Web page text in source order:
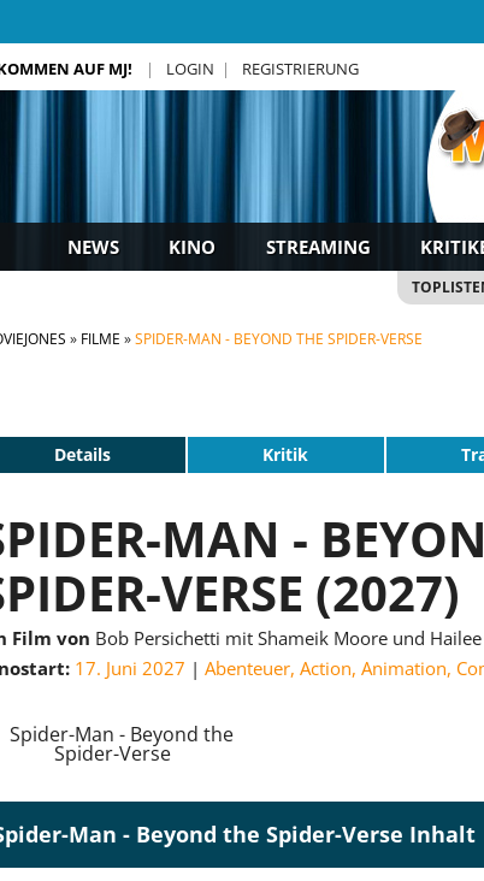
AUF MJ! LOGIN REGISTRIERUNG
NEWS KINO STREAMING
FILME SPIDER-MAN - BEYOND THE SPIDER-VERSE
Details Kritik
MAN -
VERSE (2027)
Film von Bob Persichetti mit Shameik Moore und
17. Juni 2027 Abenteuer, Action, Animation,
Man - Beyond the Spider-Verse Inhalt